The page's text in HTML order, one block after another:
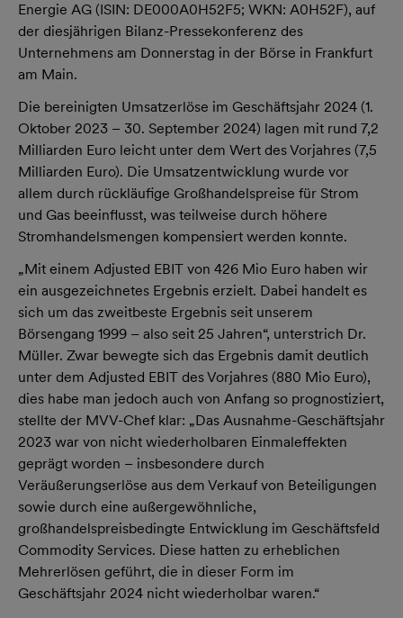
Energie AG (ISIN: DE000A0H52F5; WKN: A0H52F), auf
der diesjährigen Bilanz-Pressekonferenz des
Unternehmens am Donnerstag in der Börse in Frankfurt
am Main.
Die bereinigten Umsatzerlöse im Geschäftsjahr 2024 (1.
Oktober 2023 – 30. September 2024) lagen mit rund 7,2
Milliarden Euro leicht unter dem Wert des Vorjahres (7,5
Milliarden Euro). Die Umsatzentwicklung wurde vor
allem durch rückläufige Großhandelspreise für Strom
und Gas beeinflusst, was teilweise durch höhere
Stromhandelsmengen kompensiert werden konnte.
„Mit einem Adjusted EBIT von 426 Mio Euro haben wir
ein ausgezeichnetes Ergebnis erzielt. Dabei handelt es
sich um das zweitbeste Ergebnis seit unserem
Börsengang 1999 – also seit 25 Jahren“, unterstrich Dr.
Müller. Zwar bewegte sich das Ergebnis damit deutlich
unter dem Adjusted EBIT des Vorjahres (880 Mio Euro),
dies habe man jedoch auch von Anfang so prognostiziert,
stellte der MVV-Chef klar: „Das Ausnahme-Geschäftsjahr
2023 war von nicht wiederholbaren Einmaleffekten
geprägt worden – insbesondere durch
Veräußerungserlöse aus dem Verkauf von Beteiligungen
sowie durch eine außergewöhnliche,
großhandelspreisbedingte Entwicklung im Geschäftsfeld
Commodity Services. Diese hatten zu erheblichen
Mehrerlösen geführt, die in dieser Form im
Geschäftsjahr 2024 nicht wiederholbar waren.“